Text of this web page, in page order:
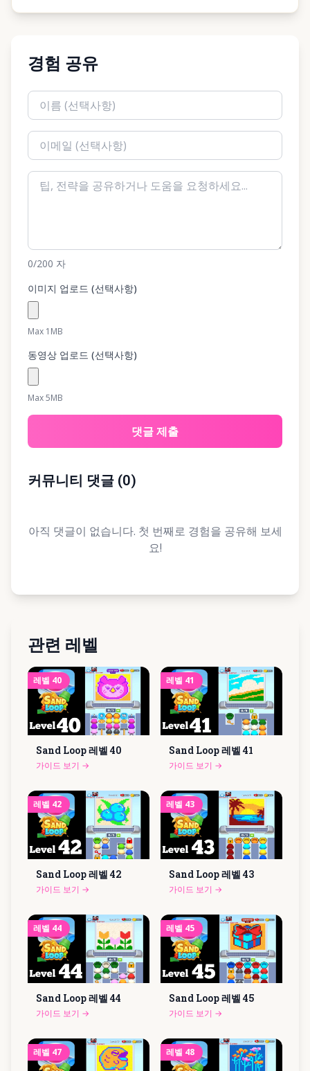
경험 공유
0/200 자
이미지 업로드 (선택사항)
Max 1MB
동영상 업로드 (선택사항)
Max 5MB
댓글 제출
커뮤니티 댓글 (0)
아직 댓글이 없습니다. 첫 번째로 경험을 공유해 보세
요!
관련 레벨
레벨 40
Sand Loop 레벨 40
가이드 보기 →
레벨 41
Sand Loop 레벨 41
가이드 보기 →
레벨 42
Sand Loop 레벨 42
가이드 보기 →
레벨 43
Sand Loop 레벨 43
가이드 보기 →
레벨 44
Sand Loop 레벨 44
가이드 보기 →
레벨 45
Sand Loop 레벨 45
가이드 보기 →
레벨 47 레벨 48